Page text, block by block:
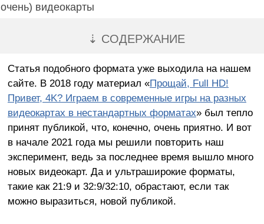
очень) видеокарты
⇣ СОДЕРЖАНИЕ
Статья подобного формата уже выходила на нашем
сайте. В 2018 году материал «Прощай, Full HD!
Привет, 4K? Играем в современные игры на разных
видеокартах в нестандартных форматах» был тепло
принят публикой, что, конечно, очень приятно. И вот
в начале 2021 года мы решили повторить наш
эксперимент, ведь за последнее время вышло много
новых видеокарт. Да и ультраширокие форматы,
такие как 21:9 и 32:9/32:10, обрастают, если так
можно выразиться, новой публикой.